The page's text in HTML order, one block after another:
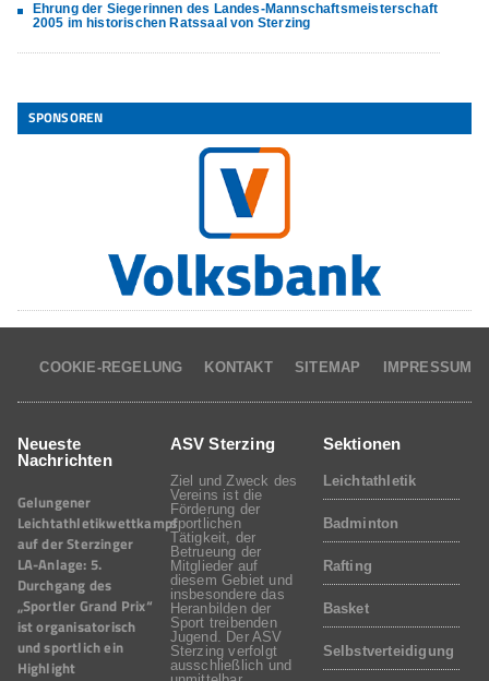
Ehrung der Siegerinnen des Landes-Mannschaftsmeisterschaft
2005 im historischen Ratssaal von Sterzing
SPONSOREN
COOKIE-REGELUNG KONTAKT SITEMAP IMPRESSUM
Neueste
Nachrichten
Gelungener
Leichtathletikwettkampf
auf der Sterzinger
LA-Anlage: 5.
Durchgang des
„Sportler Grand Prix“
ist organisatorisch
und sportlich ein
Highlight
ASV Sterzing
Ziel und Zweck des
Vereins ist die
Förderung der
sportlichen
Tätigkeit, der
Betrueung der
Mitglieder auf
diesem Gebiet und
insbesondere das
Heranbilden der
Sport treibenden
Jugend. Der ASV
Sterzing verfolgt
ausschließlich und
Sektionen
Leichtathletik
Badminton
Rafting
Basket
Selbstverteidigung